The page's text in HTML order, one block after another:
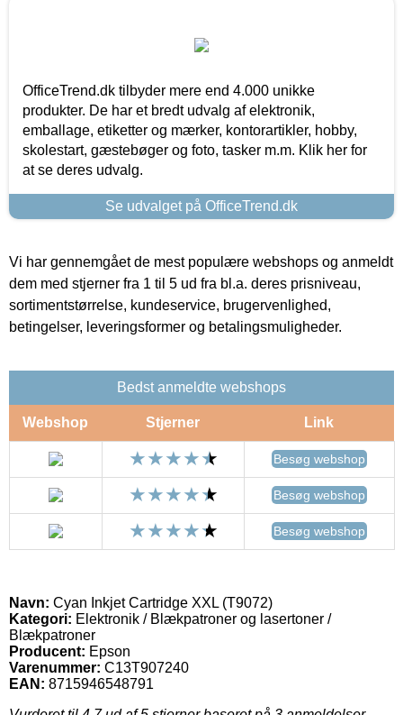
OfficeTrend.dk tilbyder mere end 4.000 unikke
produkter. De har et bredt udvalg af elektronik,
emballage, etiketter og mærker, kontorartikler, hobby,
skolestart, gæstebøger og foto, tasker m.m. Klik her for
at se deres udvalg.
Se udvalget på OfficeTrend.dk
Vi har gennemgået de mest populære webshops og anmeldt
dem med stjerner fra 1 til 5 ud fra bl.a. deres prisniveau,
sortimentstørrelse, kundeservice, brugervenlighed,
betingelser, leveringsformer og betalingsmuligheder.
Bedst anmeldte webshops
Webshop Stjerner Link
Besøg webshop
Besøg webshop
Besøg webshop
Navn: Cyan Inkjet Cartridge XXL (T9072)
Kategori: Elektronik / Blækpatroner og lasertoner /
Blækpatroner
Producent: Epson
Varenummer: C13T907240
EAN: 8715946548791